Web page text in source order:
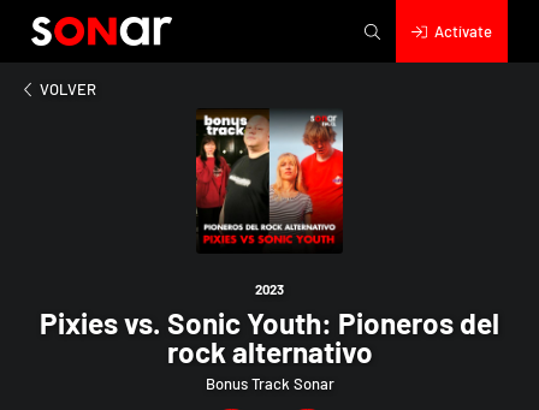
Actívate
VOLVER
2023
Pixies vs. Sonic Youth: Pioneros del
rock alternativo
Bonus Track Sonar
2023
vs. Sonic Youth: Pioneros del rock alternativo